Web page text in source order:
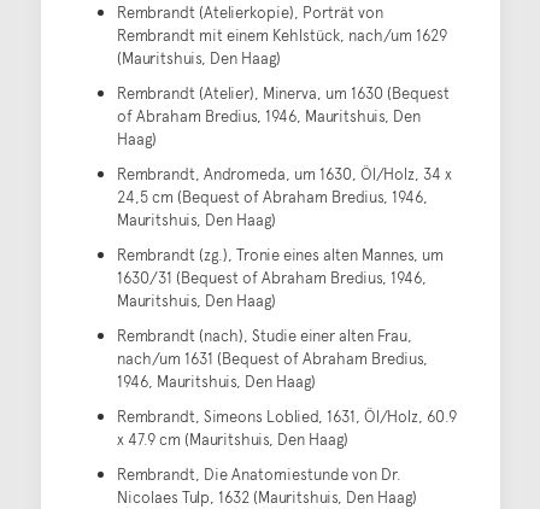
Rembrandt (Atelierkopie), Porträt von
Rembrandt mit einem Kehlstück, nach/um 1629
(Mauritshuis, Den Haag)
Rembrandt (Atelier), Minerva, um 1630 (Bequest
of Abraham Bredius, 1946, Mauritshuis, Den
Haag)
Rembrandt, Andromeda, um 1630, Öl/Holz, 34 x
24,5 cm (Bequest of Abraham Bredius, 1946,
Mauritshuis, Den Haag)
Rembrandt (zg.), Tronie eines alten Mannes, um
1630/31 (Bequest of Abraham Bredius, 1946,
Mauritshuis, Den Haag)
Rembrandt (nach), Studie einer alten Frau,
nach/um 1631 (Bequest of Abraham Bredius,
1946, Mauritshuis, Den Haag)
Rembrandt, Simeons Loblied, 1631, Öl/Holz, 60.9
x 47.9 cm (Mauritshuis, Den Haag)
Rembrandt, Die Anatomiestunde von Dr.
Nicolaes Tulp, 1632 (Mauritshuis, Den Haag)